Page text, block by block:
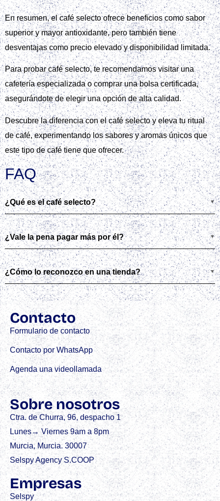
En resumen, el café selecto ofrece beneficios como sabor
superior y mayor antioxidante, pero también tiene
desventajas como precio elevado y disponibilidad limitada.
Para probar café selecto, te recomendamos visitar una
cafetería especializada o comprar una bolsa certificada,
asegurándote de elegir una opción de alta calidad.
Descubre la diferencia con el café selecto y eleva tu ritual
de café, experimentando los sabores y aromas únicos que
este tipo de café tiene que ofrecer.
FAQ
¿Qué es el café selecto?
¿Vale la pena pagar más por él?
¿Cómo lo reconozco en una tienda?
Contacto
Formulario de contacto
Contacto por WhatsApp
Agenda una videollamada
Sobre nosotros
Ctra. de Churra, 96, despacho 1
Lunes→ Viernes 9am a 8pm
Murcia, Murcia. 30007
Selspy Agency S.COOP
Empresas
Selspy